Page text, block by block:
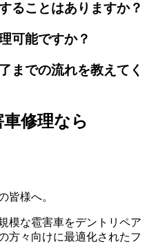
ることはありますか？
可能ですか？
までの流れを教えてく
修理なら
皆様へ。
模な雹害車をデントリペア
方々向けに最適化されたフ